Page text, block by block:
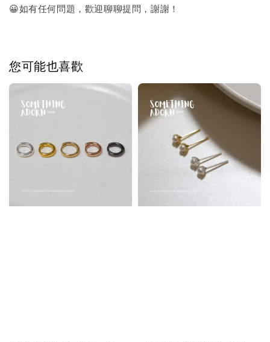
😀如有任何問題，歡迎聊聊提問，謝謝！
您可能也喜歡